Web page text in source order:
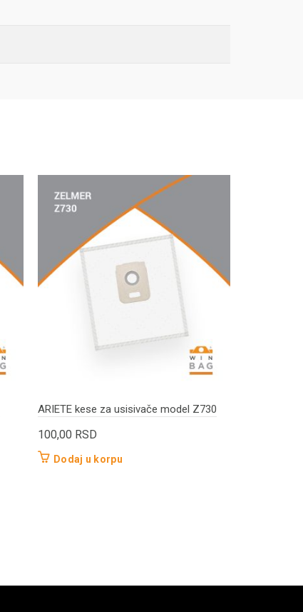
ARIETE kese za usisivače model Z730
100,00 RSD
Dodaj u korpu